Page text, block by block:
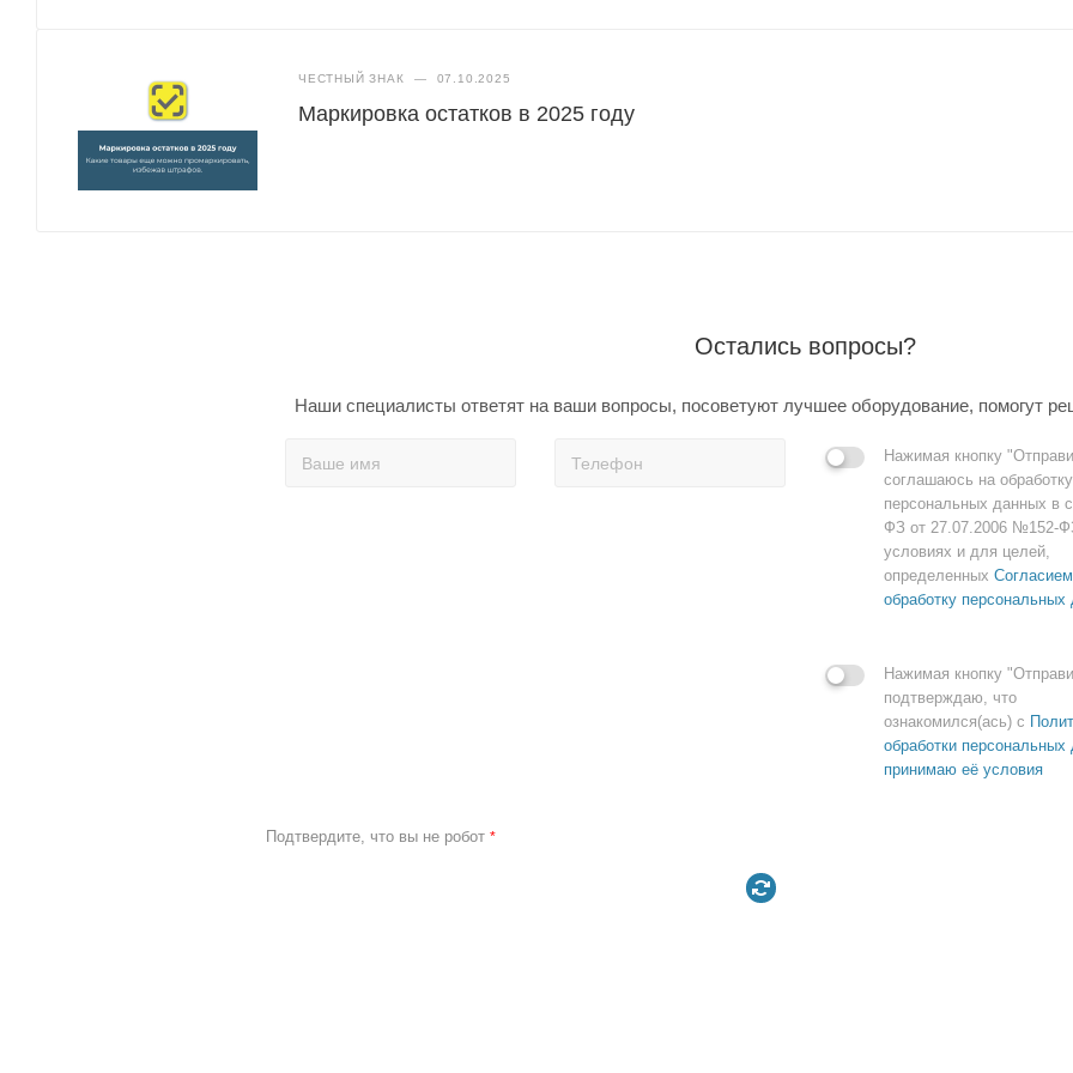
ЧЕСТНЫЙ ЗНАК — 07.10.2025
Маркировка остатков в 2025 году
Остались вопросы?
Наши специалисты ответят на ваши вопросы, посоветуют лучшее оборудование, помогут
Нажимая кнопку
соглашаюсь на
персональных данных в
ФЗ от 27.07.2006 №152-
условиях и для целей,
определенных
обработку персональных
Нажимая кнопку
подтверждаю, что
ознакомился(ась) с
обработки персональных
принимаю её условия
Подтвердите, что вы не робот *